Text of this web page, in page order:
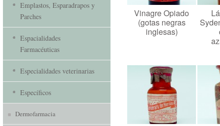
Emplastos, Esparadrapos y
Parches
Espacialidades
Farmacéuticas
Especialidades veterinarias
Específicos
Dermofarmacia
Vinagre Opiado
(gotas negras
inglesas)